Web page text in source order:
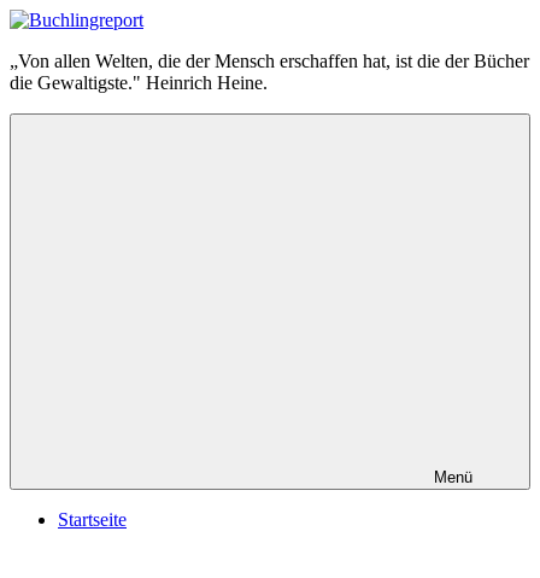
Zum
springen
Buchlingreport
„Von allen Welten, die der Mensch erschaffen hat, ist die der Bücher
die Gewaltigste." Heinrich Heine.
Menü
Startseite